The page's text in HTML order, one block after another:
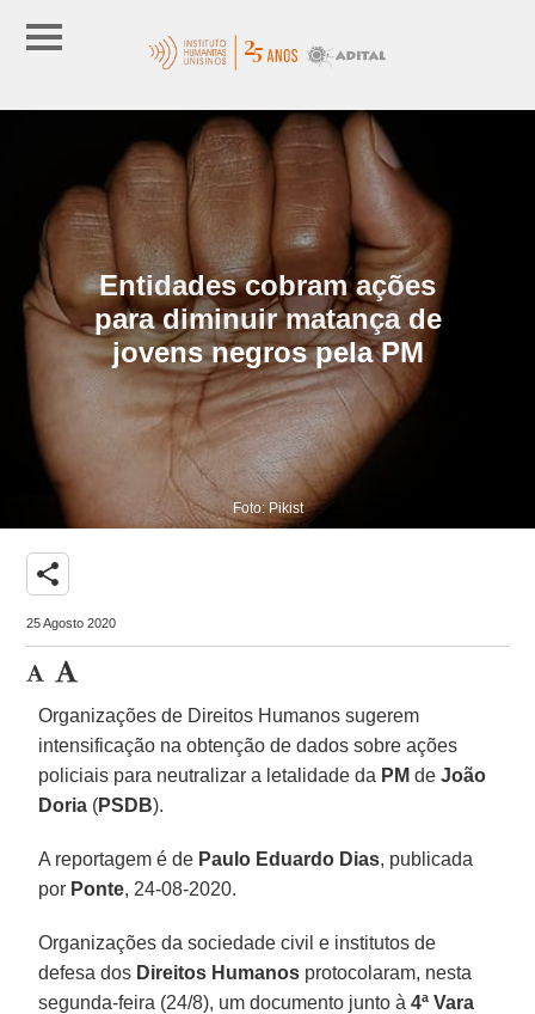
Entidades cobram ações
para diminuir matança de
jovens negros pela PM
Foto: Pikist
share
25 Agosto 2020
Organizações de Direitos Humanos sugerem
intensificação na obtenção de dados sobre ações
policiais para neutralizar a letalidade da PM deJoão
Doria (PSDB).
A reportagem é de Paulo Eduardo Dias, publicada
por Ponte, 24-08-2020.
Organizações da sociedade civil e institutos de
defesa dos Direitos Humanos protocolaram, nesta
segunda-feira (24/8), um documento junto à4ª Vara